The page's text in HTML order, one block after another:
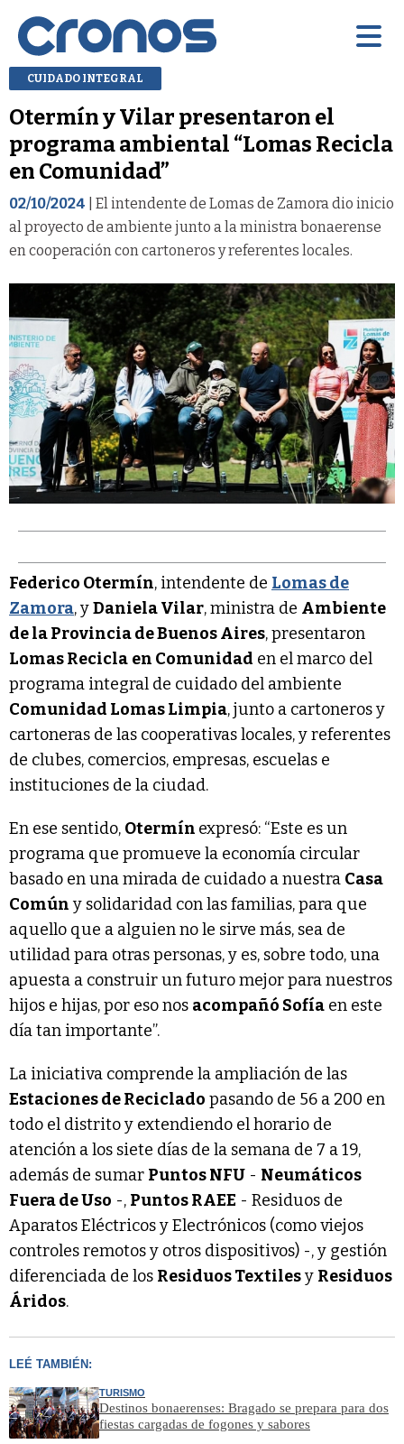
CUIDADO INTEGRAL
Otermín y Vilar presentaron el
programa ambiental “Lomas Recicla
en Comunidad”
02/10/2024 | El intendente de Lomas de Zamora dio inicio
al proyecto de ambiente junto a la ministra bonaerense
en cooperación con cartoneros y referentes locales.
Federico Otermín, intendente de Lomas de
Zamora, yDaniela Vilar, ministra de Ambiente
de la Provincia de Buenos Aires, presentaron
Lomas Recicla en Comunidad en el marco del
programa integral de cuidado del ambiente
Comunidad Lomas Limpia, junto a cartoneros y
cartoneras de las cooperativas locales, y referentes
de clubes, comercios, empresas, escuelas e
instituciones de la ciudad.
En ese sentido, Otermín expresó: “Este es un
programa que promueve la economía circular
basado en una mirada de cuidado a nuestra Casa
Común y solidaridad con las familias, para que
aquello que a alguien no le sirve más, sea de
utilidad para otras personas, y es, sobre todo, una
apuesta a construir un futuro mejor para nuestros
hijos e hijas, por eso nos acompañó Sofía en este
día tan importante”.
La iniciativa comprende la ampliación de las
Estaciones de Reciclado pasando de 56 a 200 en
todo el distrito y extendiendo el horario de
atención a los siete días de la semana de 7 a 19,
además de sumar Puntos NFU - Neumáticos
Fuera de Uso -, Puntos RAEE - Residuos de
Aparatos Eléctricos y Electrónicos (como viejos
controles remotos y otros dispositivos) -, y gestión
diferenciada de los Residuos Textilesy Residuos
Áridos.
LEÉ TAMBIÉN:
TURISMO
Destinos bonaerenses: Bragado se prepara para dos
fiestas cargadas de fogones y sabores